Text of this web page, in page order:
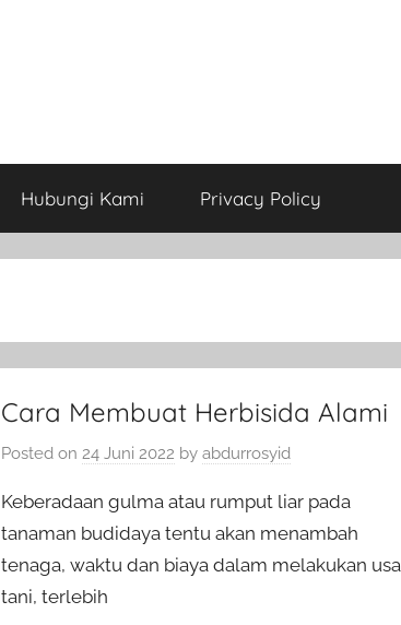
Hubungi Kami Privacy Policy
Cara Membuat Herbisida Alami
Posted on 24 Juni 2022 byabdurrosyid
Keberadaan gulma atau rumput liar pada
tanaman budidaya tentu akan menambah
tenaga, waktu dan biaya dalam melakukan
tani, terlebih